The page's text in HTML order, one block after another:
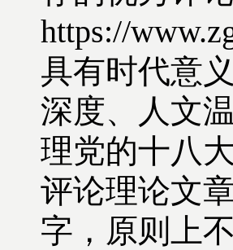
https://
具有时代意
深度、人文
理党的十八
评论理论文
字，原则上